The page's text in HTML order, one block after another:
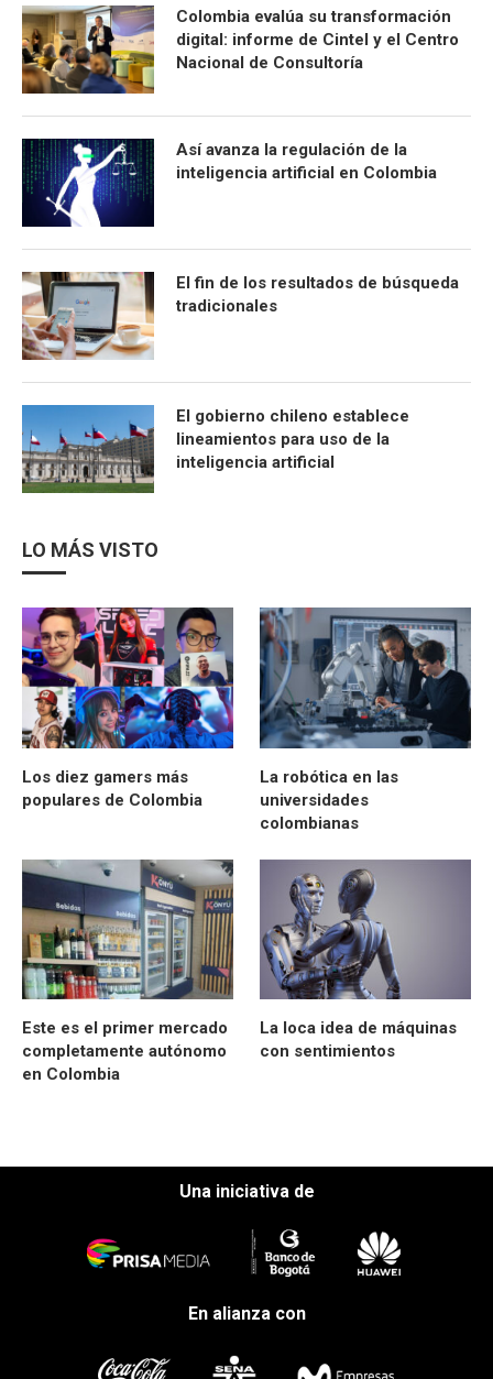
Colombia evalúa su transformación
digital: informe de Cintel y el Centro
Nacional de Consultoría
Así avanza la regulación de la
inteligencia artificial en Colombia
El fin de los resultados de búsqueda
tradicionales
El gobierno chileno establece
lineamientos para uso de la
inteligencia artificial
LO MÁS VISTO
Los diez gamers más
populares de Colombia
La robótica en las
universidades
colombianas
Este es el primer mercado
completamente autónomo
en Colombia
La loca idea de máquinas
con sentimientos
Una iniciativa de
En alianza con